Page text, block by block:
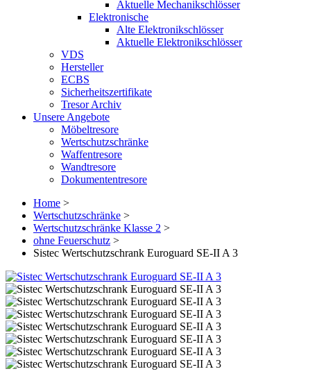
Aktuelle Mechanikschlösser
Elektronische
Alte Elektronikschlösser
Aktuelle Elektronikschlösser
VDS
Hersteller
ECBS
Sicherheitszertifikate
Tresor Archiv
Unsere Angebote
Möbeltresore
Wertschutzschränke
Waffentresore
Wandtresore
Dokumententresore
Home >
Wertschutzschränke >
Wertschutzschränke Klasse 2 >
ohne Feuerschutz >
Sistec Wertschutzschrank Euroguard SE-II A 3